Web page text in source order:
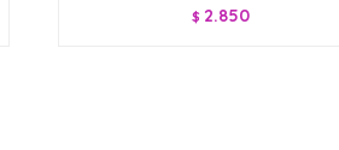
$ 2.850